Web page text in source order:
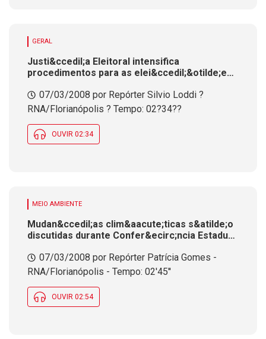
GERAL
Justi&ccedil;a Eleitoral intensifica
procedimentos para as elei&ccedil;&otilde;es
propaganda e o registro de candidatos
07/03/2008 por Repórter Silvio Loddi ?
RNA/Florianópolis ? Tempo: 02?34??
OUVIR 02:34
MEIO AMBIENTE
Mudan&ccedil;as clim&aacute;ticas s&atilde;o
discutidas durante Confer&ecirc;ncia Estadual
Legislativa
07/03/2008 por Repórter Patrícia Gomes -
RNA/Florianópolis - Tempo: 02'45''
OUVIR 02:54